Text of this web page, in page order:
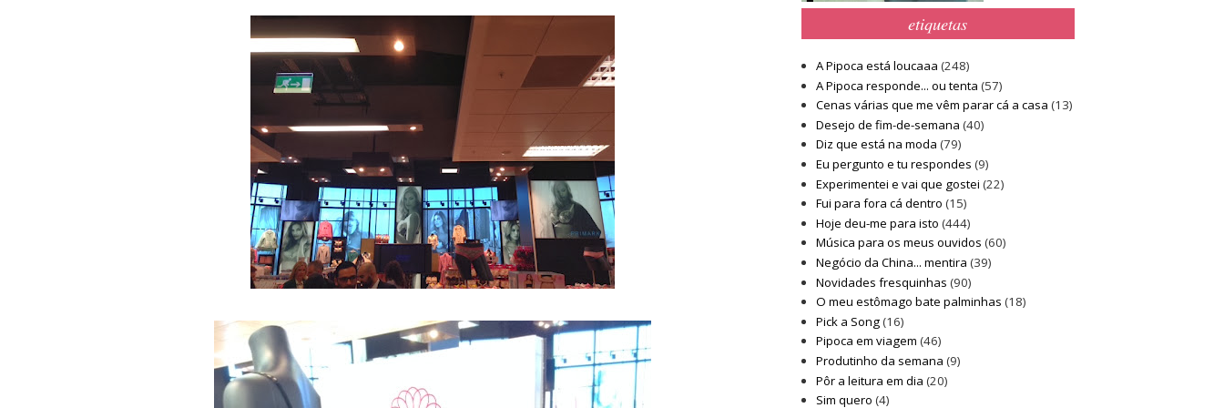
etiquetas
A Pipoca está loucaaa (248)
A Pipoca responde... ou tenta (57)
Cenas várias que me vêm parar cá a casa (13)
Desejo de fim-de-semana (40)
Diz que está na moda (79)
Eu pergunto e tu respondes (9)
Experimentei e vai que gostei (22)
Fui para fora cá dentro (15)
Hoje deu-me para isto (444)
Música para os meus ouvidos (60)
Negócio da China... mentira (39)
Novidades fresquinhas (90)
O meu estômago bate palminhas (18)
Pick a Song(16)
Pipoca em viagem (46)
Produtinho da semana (9)
Pôr a leitura em dia (20)
Sim quero (4)